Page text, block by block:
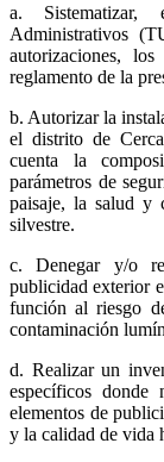
a.
Administrativos
autorizaciones,
reglamento de la
b. Autorizar la
el distrito de
cuenta la
parámetros de
paisaje, la salud y
silvestre.
c. Denegar y/o
publicidad exterior
función al riesgo
contaminación
d. Realizar un
específicos
elementos de
y la calidad de vida